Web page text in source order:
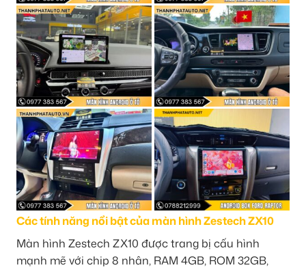
Các tính năng nổi bật của màn hình Zestech ZX10
Màn hình Zestech ZX10 được trang bị cấu hình
mạnh mẽ với chip 8 nhân, RAM 4GB, ROM 32GB,